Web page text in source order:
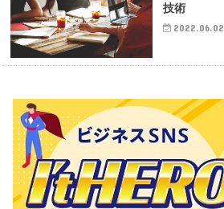
技術
2022.06.02